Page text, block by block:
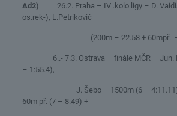
Ad2) 26.2. Praha – IV .kolo ligy – D.
os.rek-), L.Petrikovič
(200m – 22.58 + 60mpř. –
6..- 7.3. Ostrava – finále MČR – Jun. D.
– 1:55.4),
J. Šebo – 1500m (6 – 4:11.11),
60m př. (7 – 8.49) +